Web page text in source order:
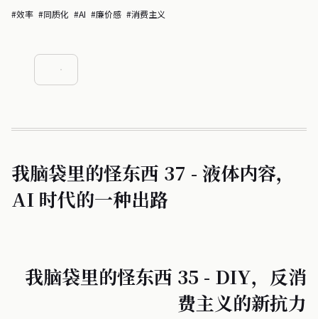
#效率 #同质化 #AI #廉价感 #消费主义
我脑袋里的怪东西 37 - 液体内容，
AI 时代的一种出路
我脑袋里的怪东西 35 - DIY，反消
费主义的新抗力